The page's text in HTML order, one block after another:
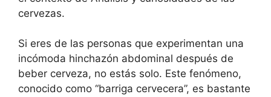
cervezas.
Si eres de las personas que experimentan una
incómoda hinchazón abdominal después de
beber cerveza, no estás solo. Este fenómeno,
conocido como “barriga cervecera”, es bastante